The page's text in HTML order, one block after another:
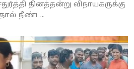
தினத்தன்று விநாயகருக்கு
நீண்ட...